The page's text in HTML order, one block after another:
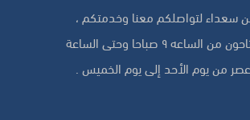
سعداء لتواصلكم معنا وخدمتكم ،
متاحون من الساعه ٩ صباحا وحتى الساعة